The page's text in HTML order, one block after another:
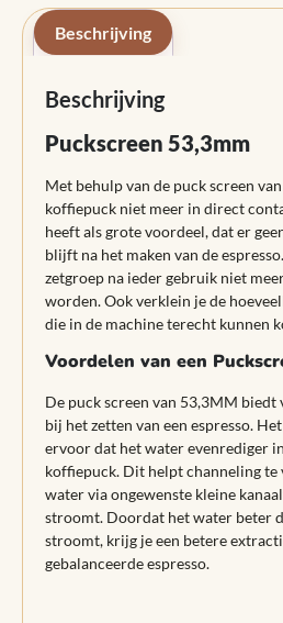
Beschrijving
Beschrijving
Puckscreen 53,3mm
Met behulp van de puck screen
koffiepuck niet meer in direct
heeft als grote voordeel, dat er
blijft na het maken van de
zetgroep na ieder gebruik niet
worden. Ook verklein je de
die in de machine terecht kunnen
Voordelen van een
De puck screen van 53,3MM
bij het zetten van een espresso.
ervoor dat het water evenrediger
koffiepuck. Dit helpt channeling
water via ongewenste kleine
stroomt. Doordat het water beter
stroomt, krijg je een betere
gebalanceerde espresso.